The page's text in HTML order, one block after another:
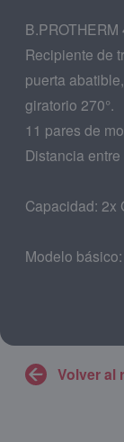
B.PROTHERM
Recipiente de
puerta abatible,
giratorio 270°.
11 pares de
Distancia
Capacidad: 2x
Modelo
Volver al